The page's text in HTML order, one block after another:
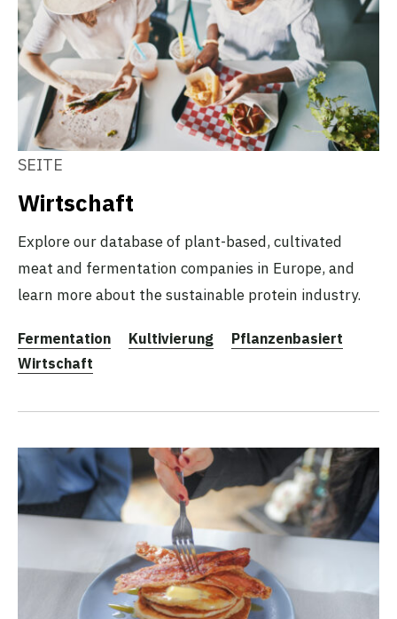
SEITE
Wirtschaft
Explore our database of plant-based, cultivated
meat and fermentation companies in Europe, and
learn more about the sustainable protein industry.
Fermentation Kultivierung
Pflanzenbasiert
Wirtschaft